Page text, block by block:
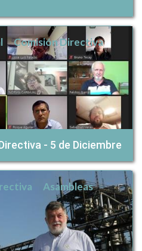
Comisión Directiva
- 5 de Diciembre
Asambleas